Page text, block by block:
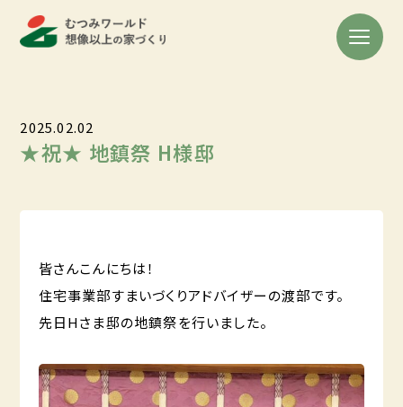
2025.02.02
★祝★ 地鎮祭 H様邸
皆さんこんにちは！
住宅事業部すまいづくりアドバイザーの渡部です。
先日Hさま邸の地鎮祭を行いました。